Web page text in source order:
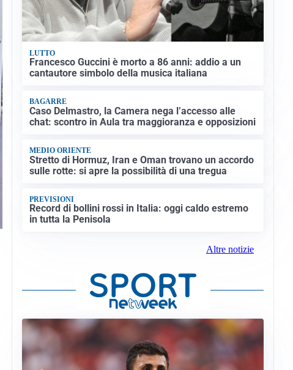
LUTTO
Francesco Guccini è morto a 86 anni: addio a un
cantautore simbolo della musica italiana
BAGARRE
Caso Delmastro, la Camera nega l’accesso alle
chat: scontro in Aula tra maggioranza e opposizioni
MEDIO ORIENTE
Stretto di Hormuz, Iran e Oman trovano un accordo
sulle rotte: si apre la possibilità di una tregua
PREVISIONI
Record di bollini rossi in Italia: oggi caldo estremo
in tutta la Penisola
Altre notizie